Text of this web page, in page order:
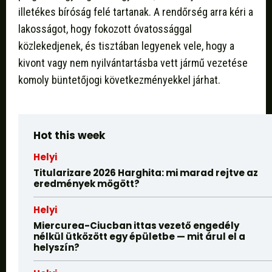
illetékes bíróság felé tartanak. A rendőrség arra kéri a
lakosságot, hogy fokozott óvatossággal
közlekedjenek, és tisztában legyenek vele, hogy a
kivont vagy nem nyilvántartásba vett jármű vezetése
komoly büntetőjogi következményekkel járhat.
Hot this week
Helyi
Titularizare 2026 Harghita: mi marad rejtve az
eredmények mögött?
Helyi
Miercurea-Ciucban ittas vezető engedély
nélkül ütközött egy épületbe — mit árul el a
helyszín?